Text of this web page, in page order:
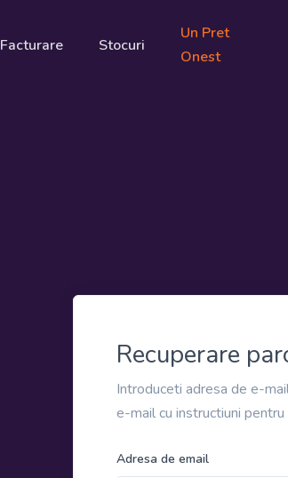
Facturare Stocuri
Un Pret
Onest
Recuperare
Introduceti adresa de e-
e-mail cu instructiuni
Adresa de email